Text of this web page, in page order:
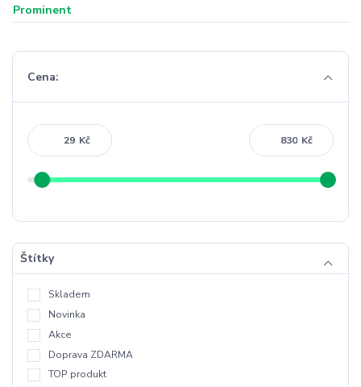
Cena:
Kč Kč
Štítky
Skladem
Novinka
Akce
Doprava ZDARMA
TOP produkt